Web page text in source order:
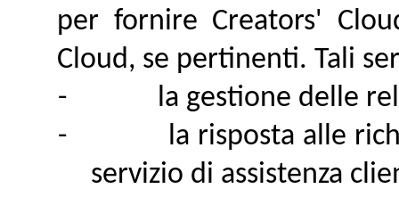
per fornire Creators'
Cloud, se pertinenti. Tali
-
la gestione delle
-
la risposta alle
servizio di assistenza